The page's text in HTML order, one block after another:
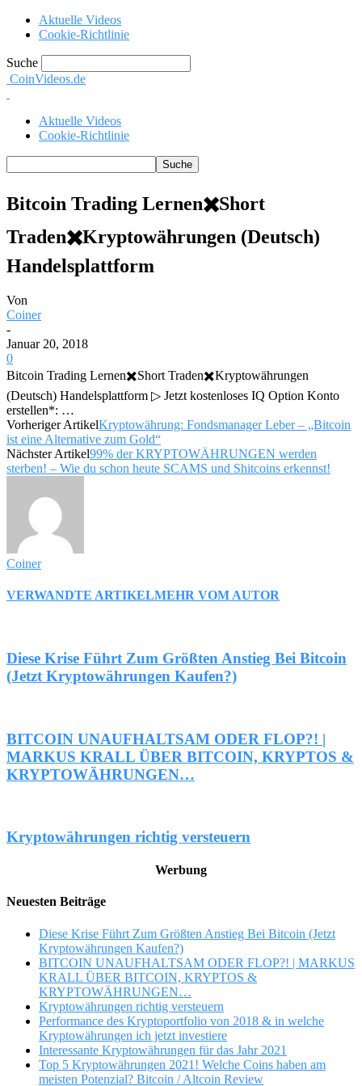
Aktuelle Videos
Cookie-Richtlinie
Suche
CoinVideos.de
Aktuelle Videos
Cookie-Richtlinie
Bitcoin Trading Lernen✖️Short
Traden✖️Kryptowährungen (Deutsch)
Handelsplattform
Von
Coiner
-
Januar 20, 2018
0
Bitcoin Trading Lernen✖️Short Traden✖️Kryptowährungen
(Deutsch) Handelsplattform ▷ Jetzt kostenloses IQ Option Konto
erstellen*: …
Vorheriger ArtikelKryptowährung: Fondsmanager Leber – „Bitcoin
ist eine Alternative zum Gold“
Nächster Artikel99% der KRYPTOWÄHRUNGEN werden
sterben! – Wie du schon heute SCAMS und Shitcoins erkennst!
Coiner
VERWANDTE ARTIKELMEHR VOM AUTOR
Diese Krise Führt Zum Größten Anstieg Bei Bitcoin
(Jetzt Kryptowährungen Kaufen?)
BITCOIN UNAUFHALTSAM ODER FLOP?! |
MARKUS KRALL ÜBER BITCOIN, KRYPTOS &
KRYPTOWÄHRUNGEN…
Kryptowährungen richtig versteuern
Werbung
Neuesten Beiträge
Diese Krise Führt Zum Größten Anstieg Bei Bitcoin (Jetzt
Kryptowährungen Kaufen?)
BITCOIN UNAUFHALTSAM ODER FLOP?! | MARKUS
KRALL ÜBER BITCOIN, KRYPTOS &
KRYPTOWÄHRUNGEN…
Kryptowährungen richtig versteuern
Performance des Kryptoportfolio von 2018 & in welche
Kryptowährungen ich jetzt investiere
Interessante Kryptowährungen für das Jahr 2021
Top 5 Kryptowährungen 2021! Welche Coins haben am
meisten Potenzial? Bitcoin / Altcoin Review